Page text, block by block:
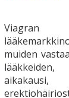
Viagran
muiden